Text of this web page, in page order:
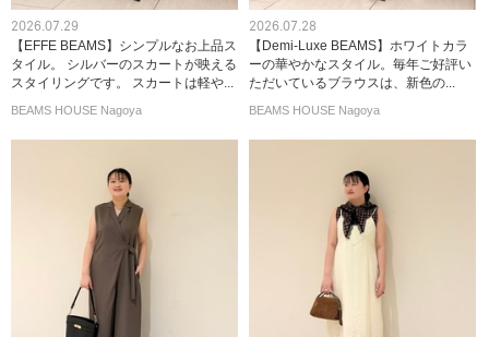
2026.07.29
【EFFE BEAMS】シンプルなお上品ス
タイル。 シルバーのスカートが映える
スタイリングです。 スカートは軽や...
BEAMS HOUSE Nagoya
2026.07.28
【Demi-Luxe BEAMS】ホワイトカラ
ーの華やかなスタイル。毎年ご好評い
ただいているブラウスは、新色の...
BEAMS HOUSE Nagoya